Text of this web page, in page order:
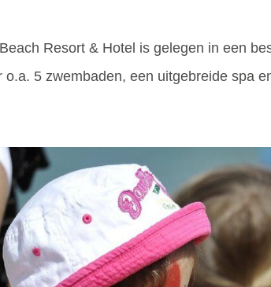
Resort & Hotel is gelegen in een
o.a. 5 zwembaden, een uitgebreide spa